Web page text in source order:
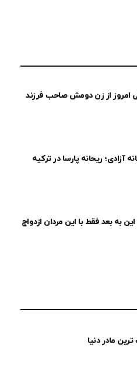
از زن دومش صاحب فرزند
آزادی؛ ریحانه پارسا در ترکیه
این به بعد فقط با این مردان ازدواج
مادر دنیا